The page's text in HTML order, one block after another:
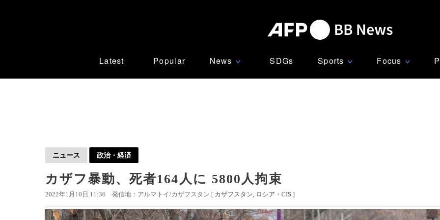
Latest Popular News ∨ SDGs Sports ∨ Focus ∨
ニュース 政治・経済
カザフ暴動、死者164人に 5800人拘束
2022年1月10日 11:36 発信地：アルマトイ/カザフスタン [ カザフスタン ロシア・CIS ]